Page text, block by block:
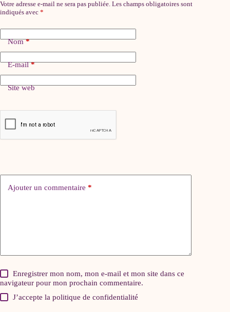
Votre adresse e-mail ne sera pas publiée. Les champs obligatoires sont
indiqués avec *
Nom*
E-mail*
Site web
Ajouter un commentaire *
Enregistrer mon nom, mon e-mail et mon site dans ce
navigateur pour mon prochain commentaire.
J’accepte lapolitique de confidentialité